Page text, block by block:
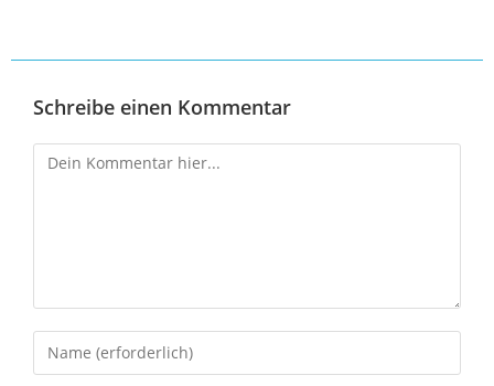
Schreibe einen Kommentar